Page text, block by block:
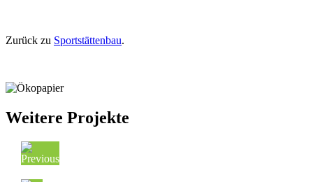
Zurück zu Sportstättenbau.
Weitere Projekte